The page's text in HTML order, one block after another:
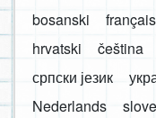
bosanski français
hrvatski
čeština
српски језик
Nederlands